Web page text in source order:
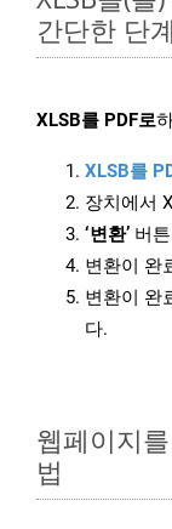
간단한 단계
XLSB를 PDF로
XLSB를
장치에서
‘변환’ 버
변환이 완
변환이 완
다.
웹페이지
법